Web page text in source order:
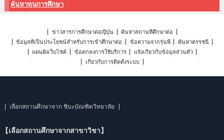
ค้นหาทุนการศึกษา
ข่าวสารการศึกษาต่อญี่ปุ่น
ค้นหาสถานที่ศึกษาต่อ
ข้อมูลที่เป็นประโยชน์สำหรับการเข้าศึกษาต่อ
ข้อความจากรุ่นพี่
ค้นหาดรรชนี
แผนผังเว็บไซต์
ข้อตกลงการใช้บริการ
แจ้งเกี่ยวกับข้อมูลส่วนตัว
เกี่ยวกับการติดตั้งระบบ
เลือกสถานศึกษาจาก ชิบะบัณฑิตวิทยาลัย
【เลือกสถานศึกษาจากสาขาวิชา】